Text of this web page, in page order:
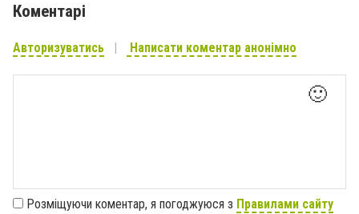
Коментарі
Авторизуватись Написати коментар анонімно
🙂
Розміщуючи коментар, я погоджуюся з Правилами сайту